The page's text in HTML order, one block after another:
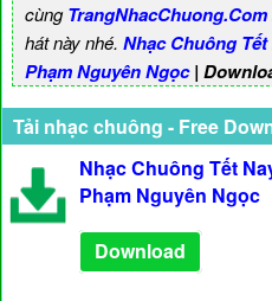
cùngTrangNhacChuong.Com
hát này nhé. Nhạc Chuông Tết
Phạm Nguyên Ngọc|
Tải nhạc chuông - Free
Nhạc Chuông Tết
Phạm Nguyên Ngọc
Download